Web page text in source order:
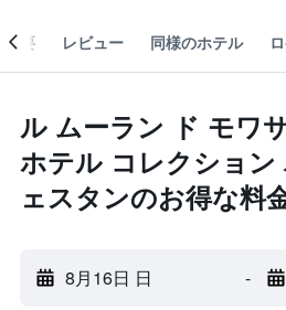
概要 レビュー 同様のホテル
ル ムーラン ド モワ
ホテル コレクション
ェスタンのお得な料
8月16日 日 -